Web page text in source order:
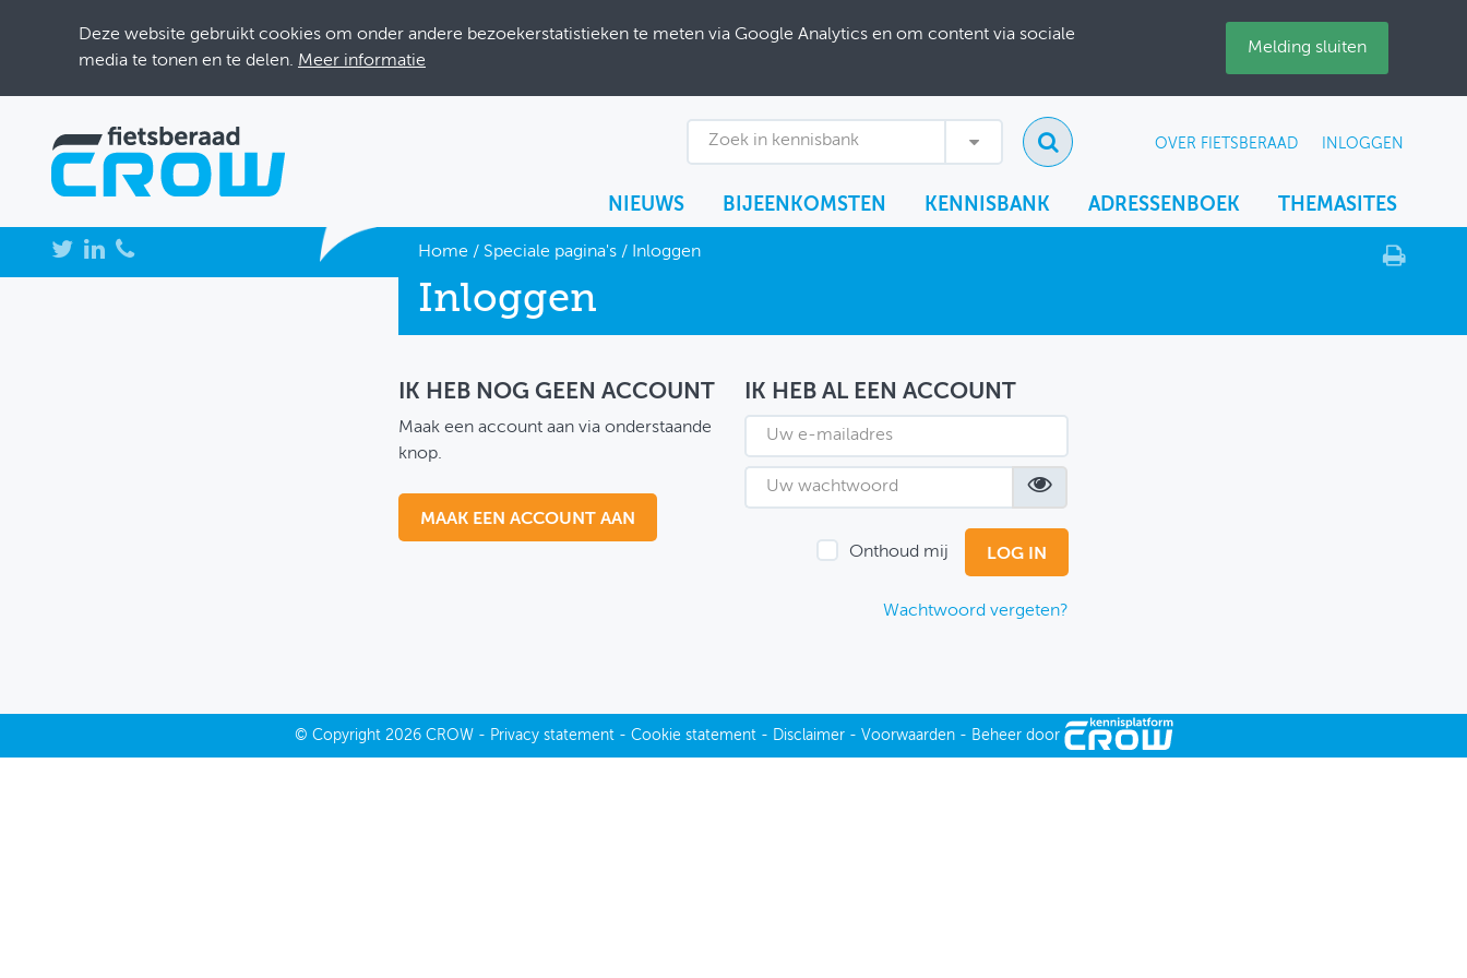
Deze website gebruikt cookies om onder andere bezoekerstatistieken te meten via Google Analytics en om content via sociale
media te tonen en te delen. Meer informatie
Melding sluiten
Zoek in kennisbank OVER FIETSBERAAD INLOGGEN
NIEUWS BIJEENKOMSTEN KENNISBANK ADRESSENBOEK THEMASITES
NIEUWS Home / Speciale pagina's/ Inloggen
Inloggen
IK HEB NOG GEEN ACCOUNT
Maak een account aan via onderstaande
knop.
MAAK EEN ACCOUNT AAN
IK HEB AL EEN ACCOUNT
Onthoud mij
Wachtwoord vergeten?
© Copyright2026 CROW - Privacy statement- Cookie statement- Disclaimer- Voorwaarden - Beheer door